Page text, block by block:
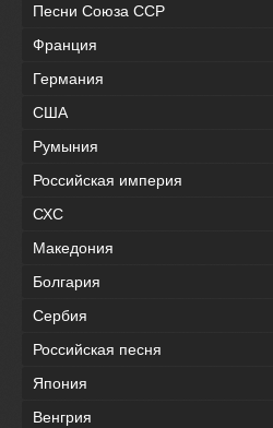
Песни Союза ССР
Франция
Германия
США
Румыния
Российская империя
СХС
Македония
Болгария
Сербия
Российская песня
Япония
Венгрия